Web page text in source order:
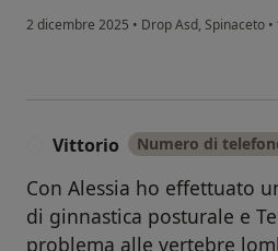
2 dicembre 2025 • Drop Asd, Spinaceto •
Vittorio Numero di
Con Alessia ho effettuato
di ginnastica posturale e
problema alle vertebre